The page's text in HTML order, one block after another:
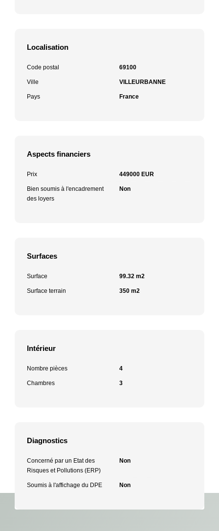
Localisation
Code postal 69100
Ville VILLEURBANNE
Pays France
Aspects financiers
Prix 449000 EUR
Bien soumis à l'encadrement
des loyers
Non
Surfaces
Surface 99.32 m2
Surface terrain 350 m2
Intérieur
Nombre pièces 4
Chambres 3
Diagnostics
Concerné par un Etat des
Risques et Pollutions (ERP)
Non
Soumis à l'affichage du DPE Non